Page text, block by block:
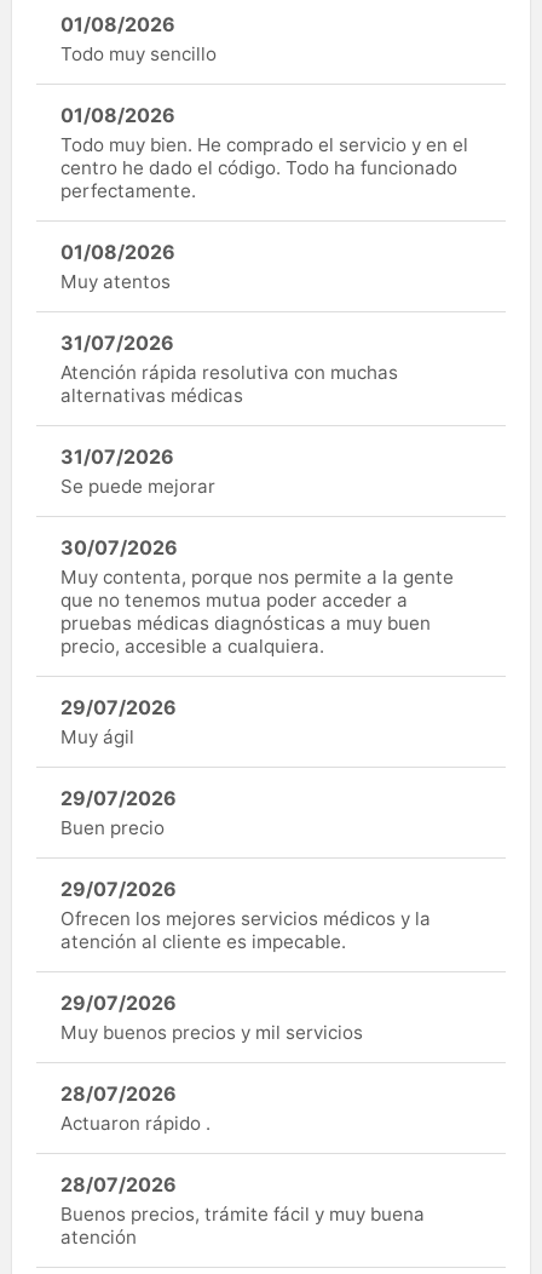
01/08/2026
Todo muy sencillo
01/08/2026
Todo muy bien. He comprado el servicio y en el
centro he dado el código. Todo ha funcionado
perfectamente.
01/08/2026
Muy atentos
31/07/2026
Atención rápida resolutiva con muchas
alternativas médicas
31/07/2026
Se puede mejorar
30/07/2026
Muy contenta, porque nos permite a la gente
que no tenemos mutua poder acceder a
pruebas médicas diagnósticas a muy buen
precio, accesible a cualquiera.
29/07/2026
Muy ágil
29/07/2026
Buen precio
29/07/2026
Ofrecen los mejores servicios médicos y la
atención al cliente es impecable.
29/07/2026
Muy buenos precios y mil servicios
28/07/2026
Actuaron rápido .
28/07/2026
Buenos precios, trámite fácil y muy buena
atención